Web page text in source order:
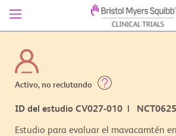
Activo, no reclutando
ID del estudio CV027-010 |
Estudio para evaluar el mavacamtén